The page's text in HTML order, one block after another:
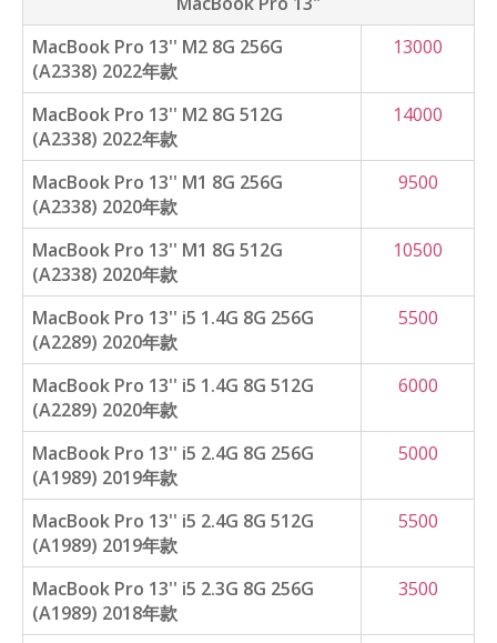
MacBook Pro 13'' M2 8G 256G
(A2338) 2022年款
13000
MacBook Pro 13'' M2 8G 512G
(A2338) 2022年款
14000
MacBook Pro 13'' M1 8G 256G
(A2338) 2020年款
9500
MacBook Pro 13'' M1 8G 512G
(A2338) 2020年款
10500
MacBook Pro 13'' i5 1.4G 8G 256G
(A2289) 2020年款
5500
MacBook Pro 13'' i5 1.4G 8G 512G
(A2289) 2020年款
6000
MacBook Pro 13'' i5 2.4G 8G 256G
(A1989) 2019年款
5000
MacBook Pro 13'' i5 2.4G 8G 512G
(A1989) 2019年款
5500
MacBook Pro 13'' i5 2.3G 8G 256G
(A1989) 2018年款
3500